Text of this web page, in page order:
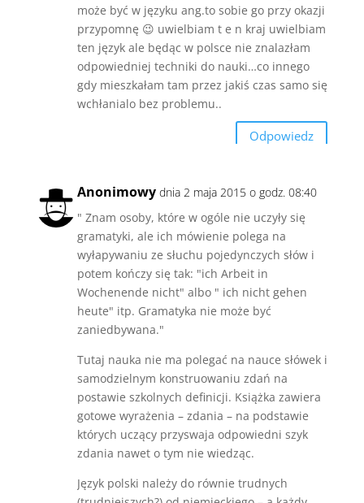
może być w języku ang.to sobie go przy okazji
przypomnę 😉 uwielbiam t e n kraj uwielbiam
ten język ale będąc w polsce nie znalazłam
odpowiedniej techniki do nauki…co innego
gdy mieszkałam tam przez jakiś czas samo się
wchłanialo bez problemu..
Odpowiedz
Anonimowy dnia 2 maja 2015 o godz. 08:40
" Znam osoby, które w ogóle nie uczyły się
gramatyki, ale ich mówienie polega na
wyłapywaniu ze słuchu pojedynczych słów i
potem kończy się tak: "ich Arbeit in
Wochenende nicht" albo " ich nicht gehen
heute" itp. Gramatyka nie może być
zaniedbywana."
Tutaj nauka nie ma polegać na nauce słówek i
samodzielnym konstruowaniu zdań na
postawie szkolnych definicji. Książka zawiera
gotowe wyrażenia – zdania – na podstawie
których uczący przyswaja odpowiedni szyk
zdania nawet o tym nie wiedząc.
Język polski należy do równie trudnych